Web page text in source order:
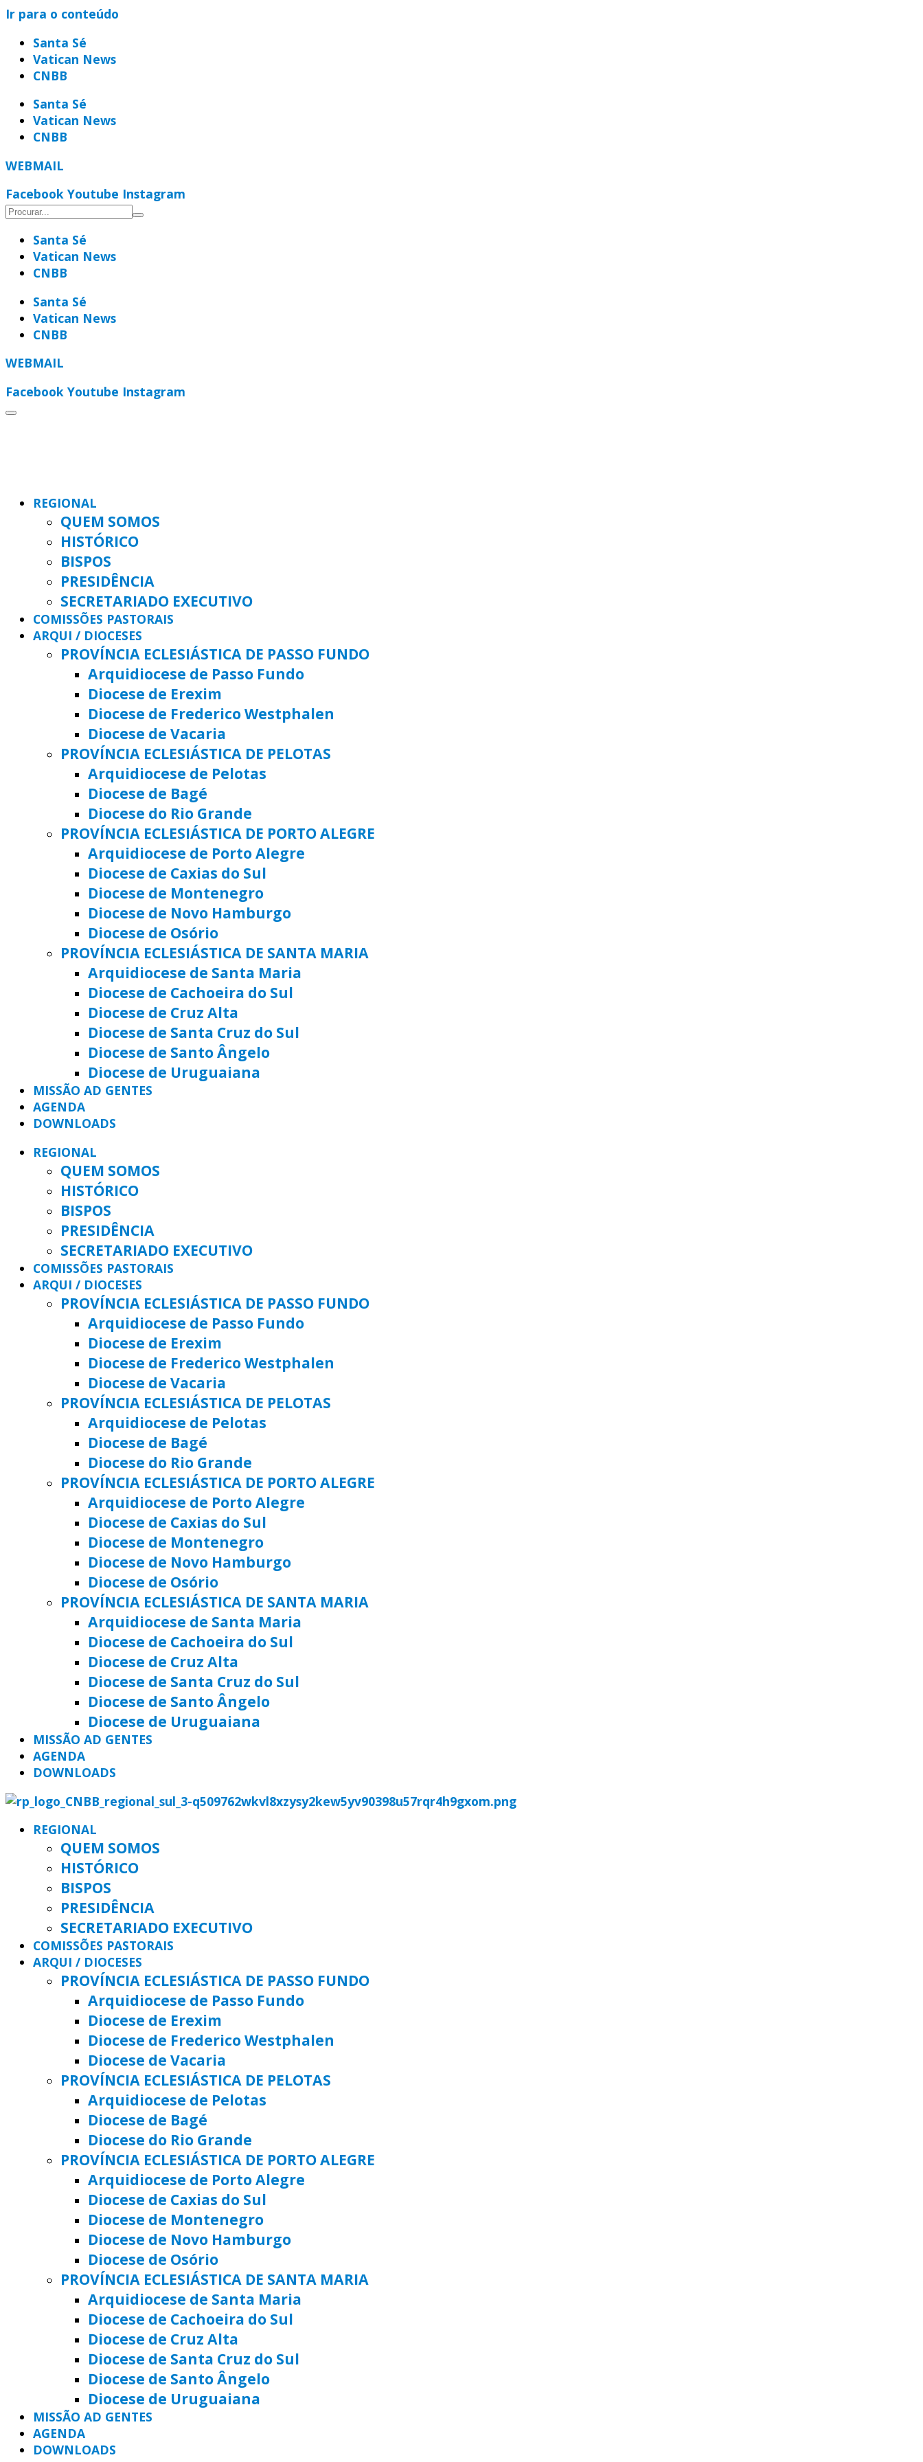
Ir para o conteúdo
Santa Sé
Vatican News
CNBB
Santa Sé
Vatican News
CNBB
WEBMAIL
Facebook Youtube Instagram
Santa Sé
Vatican News
CNBB
Santa Sé
Vatican News
CNBB
WEBMAIL
Facebook Youtube Instagram
REGIONAL
QUEM SOMOS
HISTÓRICO
BISPOS
PRESIDÊNCIA
SECRETARIADO EXECUTIVO
COMISSÕES PASTORAIS
ARQUI / DIOCESES
PROVÍNCIA ECLESIÁSTICA DE PASSO FUNDO
Arquidiocese de Passo Fundo
Diocese de Erexim
Diocese de Frederico Westphalen
Diocese de Vacaria
PROVÍNCIA ECLESIÁSTICA DE PELOTAS
Arquidiocese de Pelotas
Diocese de Bagé
Diocese do Rio Grande
PROVÍNCIA ECLESIÁSTICA DE PORTO ALEGRE
Arquidiocese de Porto Alegre
Diocese de Caxias do Sul
Diocese de Montenegro
Diocese de Novo Hamburgo
Diocese de Osório
PROVÍNCIA ECLESIÁSTICA DE SANTA MARIA
Arquidiocese de Santa Maria
Diocese de Cachoeira do Sul
Diocese de Cruz Alta
Diocese de Santa Cruz do Sul
Diocese de Santo Ângelo
Diocese de Uruguaiana
MISSÃO AD GENTES
AGENDA
DOWNLOADS
REGIONAL
QUEM SOMOS
HISTÓRICO
BISPOS
PRESIDÊNCIA
SECRETARIADO EXECUTIVO
COMISSÕES PASTORAIS
ARQUI / DIOCESES
PROVÍNCIA ECLESIÁSTICA DE PASSO FUNDO
Arquidiocese de Passo Fundo
Diocese de Erexim
Diocese de Frederico Westphalen
Diocese de Vacaria
PROVÍNCIA ECLESIÁSTICA DE PELOTAS
Arquidiocese de Pelotas
Diocese de Bagé
Diocese do Rio Grande
PROVÍNCIA ECLESIÁSTICA DE PORTO ALEGRE
Arquidiocese de Porto Alegre
Diocese de Caxias do Sul
Diocese de Montenegro
Diocese de Novo Hamburgo
Diocese de Osório
PROVÍNCIA ECLESIÁSTICA DE SANTA MARIA
Arquidiocese de Santa Maria
Diocese de Cachoeira do Sul
Diocese de Cruz Alta
Diocese de Santa Cruz do Sul
Diocese de Santo Ângelo
Diocese de Uruguaiana
MISSÃO AD GENTES
AGENDA
DOWNLOADS
REGIONAL
QUEM SOMOS
HISTÓRICO
BISPOS
PRESIDÊNCIA
SECRETARIADO EXECUTIVO
COMISSÕES PASTORAIS
ARQUI / DIOCESES
PROVÍNCIA ECLESIÁSTICA DE PASSO FUNDO
Arquidiocese de Passo Fundo
Diocese de Erexim
Diocese de Frederico Westphalen
Diocese de Vacaria
PROVÍNCIA ECLESIÁSTICA DE PELOTAS
Arquidiocese de Pelotas
Diocese de Bagé
Diocese do Rio Grande
PROVÍNCIA ECLESIÁSTICA DE PORTO ALEGRE
Arquidiocese de Porto Alegre
Diocese de Caxias do Sul
Diocese de Montenegro
Diocese de Novo Hamburgo
Diocese de Osório
PROVÍNCIA ECLESIÁSTICA DE SANTA MARIA
Arquidiocese de Santa Maria
Diocese de Cachoeira do Sul
Diocese de Cruz Alta
Diocese de Santa Cruz do Sul
Diocese de Santo Ângelo
Diocese de Uruguaiana
MISSÃO AD GENTES
AGENDA
DOWNLOADS